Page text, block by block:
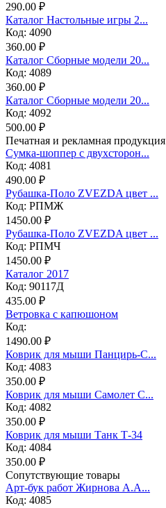
290.00 ₽
Каталог Настольные игры 2...
Код: 4090
360.00 ₽
Каталог Сборные модели 20...
Код: 4089
360.00 ₽
Каталог Сборные модели 20...
Код: 4092
500.00 ₽
Печатная и рекламная продукция
Сумка-шоппер с двухсторон...
Код: 4081
490.00 ₽
Рубашка-Поло ZVEZDA цвет ...
Код: РПМЖ
1450.00 ₽
Рубашка-Поло ZVEZDA цвет ...
Код: РПМЧ
1450.00 ₽
Каталог 2017
Код: 90117Д
435.00 ₽
Ветровка с капюшоном
Код:
1490.00 ₽
Коврик для мыши Панцирь-С...
Код: 4083
350.00 ₽
Коврик для мыши Самолет С...
Код: 4082
350.00 ₽
Коврик для мыши Танк Т-34
Код: 4084
350.00 ₽
Сопутствующие товары
Арт-бук работ Жирнова А.А...
Код: 4085